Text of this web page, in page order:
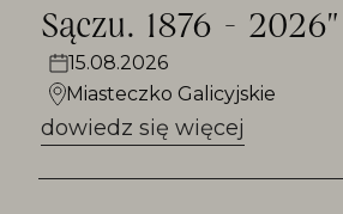
Sączu. 1876 - 2026"
15.08.2026
Miasteczko Galicyjskie
dowiedz się więcej